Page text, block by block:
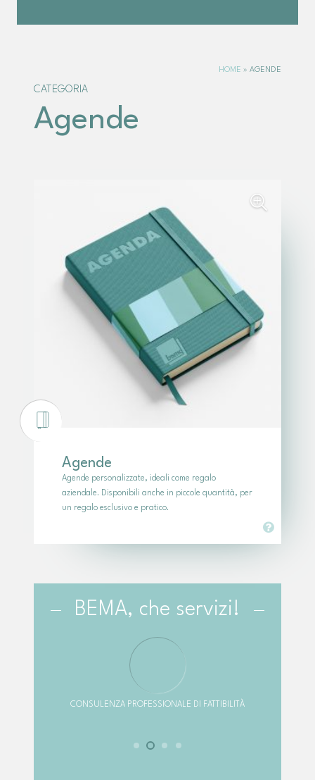
HOME » AGENDE
CATEGORIA
Agende
Agende
Agende personalizzate, ideali come regalo
aziendale. Disponibili anche in piccole quantità, per
un regalo esclusivo e pratico.
BEMA, che servizi!
CONSULENZA PROFESSIONALE DI FATTIBILITÀ